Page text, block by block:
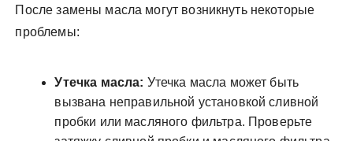
После замены масла могут возникнуть некоторые
проблемы:
Утечка масла: Утечка масла может быть
вызвана неправильной установкой сливной
пробки или масляного фильтра. Проверьте